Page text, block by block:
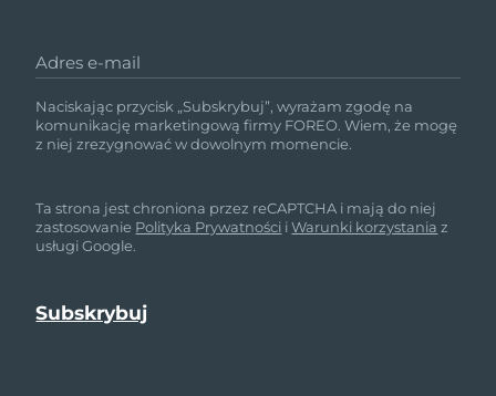
Adres e-mail
Naciskając przycisk „Subskrybuj”, wyrażam zgodę na
komunikację marketingową firmy FOREO. Wiem, że mogę
z niej zrezygnować w dowolnym momencie.
Ta strona jest chroniona przez reCAPTCHA i mają do niej
zastosowanie Polityka Prywatności iWarunki korzystania z
usługi Google.